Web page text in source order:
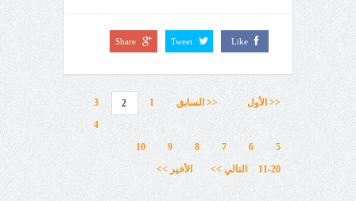
Like
Tweet
Share
<< الأول << السابق 1
2
3
4
5
6
7
8
9
10
11-20
التالي >> الأخير >>